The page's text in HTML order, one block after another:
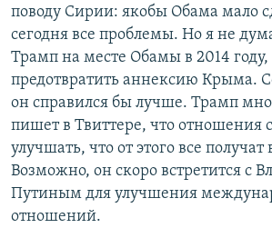
поводу Сирии: якобы Обама мало
сегодня все проблемы. Но я не
Трамп на месте Обамы в 2014
предотвратить аннексию Крыма.
он справился бы лучше. Трамп
пишет в Твиттере, что отношения
улучшать, что от этого все получат
Возможно, он скоро встретится с
Путиным для улучшения
отношений.